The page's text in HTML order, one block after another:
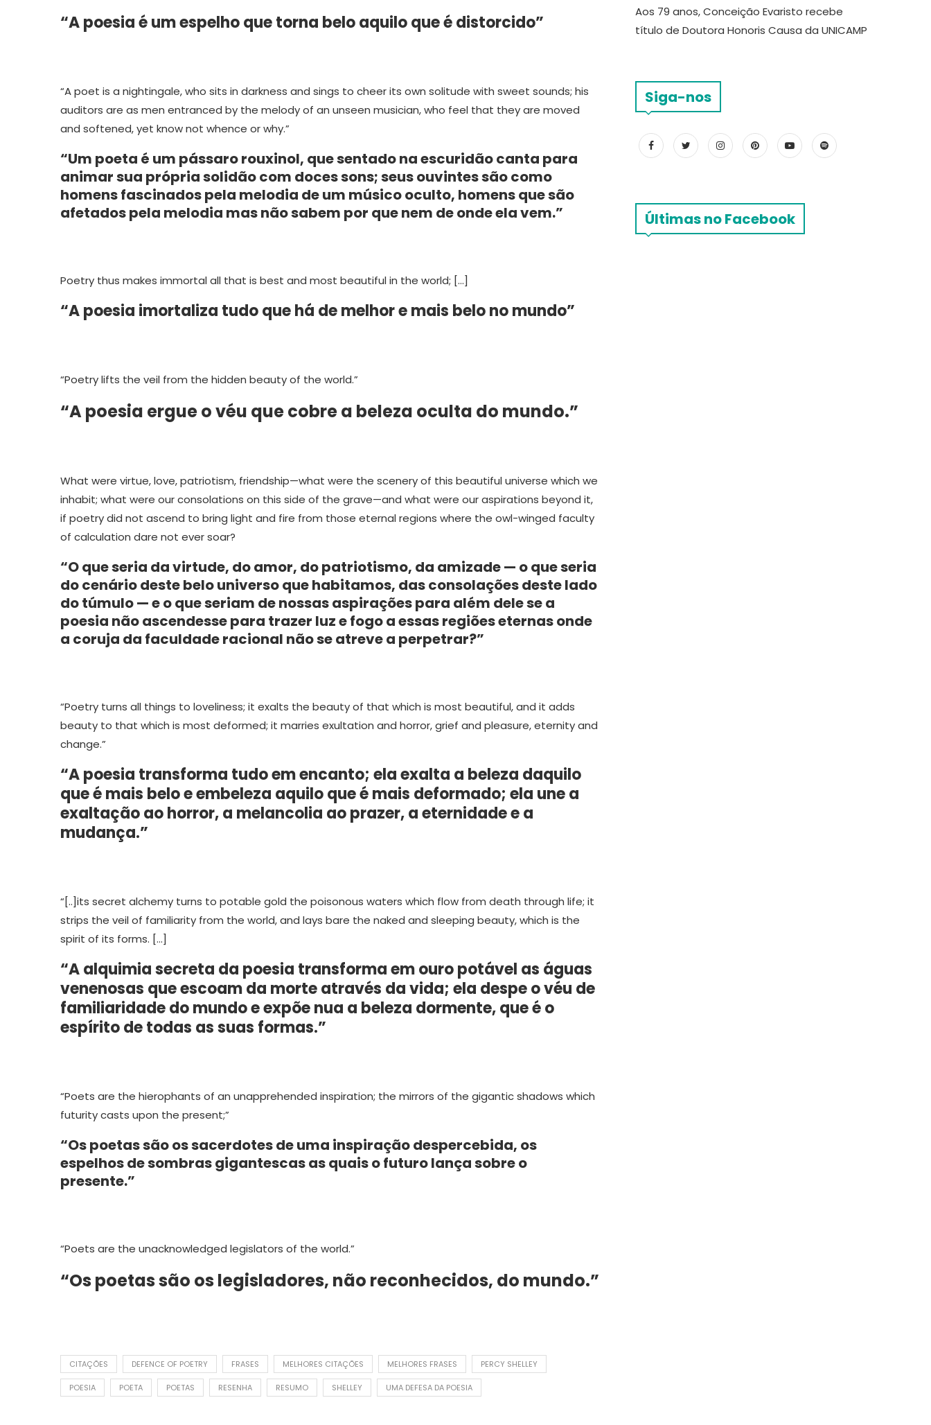
“A poesia é um espelho que torna belo aquilo que é distorcido”
“A poet is a nightingale, who sits in darkness and sings to cheer its own solitude with sweet sounds; his
auditors are as men entranced by the melody of an unseen musician, who feel that they are moved
and softened, yet know not whence or why.”
“Um poeta é um pássaro rouxinol, que sentado na escuridão canta para
animar sua própria solidão com doces sons; seus ouvintes são como
homens fascinados pela melodia de um músico oculto, homens que são
afetados pela melodia mas não sabem por que nem de onde ela vem.”
Poetry thus makes immortal all that is best and most beautiful in the world; […]
“A poesia imortaliza tudo que há de melhor e mais belo no mundo”
“Poetry lifts the veil from the hidden beauty of the world.”
“A poesia ergue o véu que cobre a beleza oculta do mundo.”
What were virtue, love, patriotism, friendship—what were the scenery of this beautiful universe which we
inhabit; what were our consolations on this side of the grave—and what were our aspirations beyond it,
if poetry did not ascend to bring light and fire from those eternal regions where the owl-winged faculty
of calculation dare not ever soar?
“O que seria da virtude, do amor, do patriotismo, da amizade — o que seria
do cenário deste belo universo que habitamos, das consolações deste lado
do túmulo — e o que seriam de nossas aspirações para além dele se a
poesia não ascendesse para trazer luz e fogo a essas regiões eternas onde
a coruja da faculdade racional não se atreve a perpetrar?”
“Poetry turns all things to loveliness; it exalts the beauty of that which is most beautiful, and it adds
beauty to that which is most deformed; it marries exultation and horror, grief and pleasure, eternity and
change.”
“A poesia transforma tudo em encanto; ela exalta a beleza daquilo
que é mais belo e embeleza aquilo que é mais deformado; ela une a
exaltação ao horror, a melancolia ao prazer, a eternidade e a
mudança.”
“[..]its secret alchemy turns to potable gold the poisonous waters which flow from death through life; it
strips the veil of familiarity from the world, and lays bare the naked and sleeping beauty, which is the
spirit of its forms. […]
“A alquimia secreta da poesia transforma em ouro potável as águas
venenosas que escoam da morte através da vida; ela despe o véu de
familiaridade do mundo e expõe nua a beleza dormente, que é o
espírito de todas as suas formas.”
“Poets are the hierophants of an unapprehended inspiration; the mirrors of the gigantic shadows which
futurity casts upon the present;”
“Os poetas são os sacerdotes de uma inspiração despercebida, os
espelhos de sombras gigantescas as quais o futuro lança sobre o
presente.”
“Poets are the unacknowledged legislators of the world.”
“Os poetas são os legisladores, não reconhecidos, do mundo.”
CITAÇÕES DEFENCE OF POETRY FRASES MELHORES CITAÇÕES MELHORES FRASES PERCY SHELLEY
POESIA POETA POETAS RESENHA RESUMO SHELLEY UMA DEFESA DA POESIA
Aos 79 anos, Conceição Evaristo recebe
título de Doutora Honoris Causa da UNICAMP
Siga-nos
Últimas no Facebook